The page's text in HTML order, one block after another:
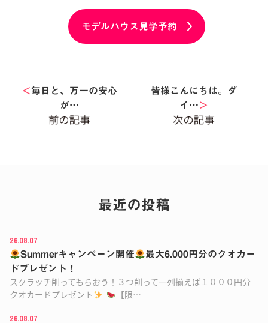
モデルハウス見学予約
＜毎日と、万一の安心
が…
皆様こんにちは。ダ
イ…＞
最近の投稿
26.08.07
Summerキャンペーン開催
最大6.000円分のクオカー
ドプレゼント！
スクラッチ削ってもらおう！３つ削って一列揃えば１０００円分
クオカードプレゼント
【限…
26.08.07